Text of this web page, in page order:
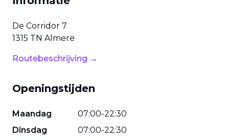
De Corridor 7
1315 TN Almere
Routebeschrijving →
Openingstijden
Maandag 07:00-22:30
Dinsdag
07:00-22:30